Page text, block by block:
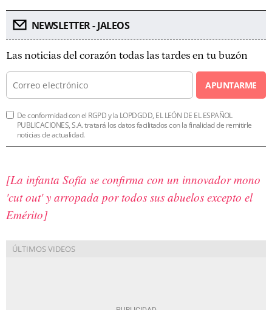
NEWSLETTER - JALEOS
Las noticias del corazón todas las tardes en tu buzón
APUNTARME
De conformidad con el RGPD y la LOPDGDD, EL LEÓN DE EL ESPAÑOL
PUBLICACIONES, S.A. tratará los datos facilitados con la finalidad de remitirle
noticias de actualidad.
[La infanta Sofía se confirma con un innovador mono
'cut out' y arropada por todos sus abuelos excepto el
Emérito]